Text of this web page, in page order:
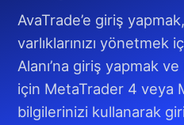
AvaTrade’e giriş
varlıklarınızı yönetmek
Alanı’na giriş yapmak
için MetaTrader 4 veya
bilgilerinizi kullanarak